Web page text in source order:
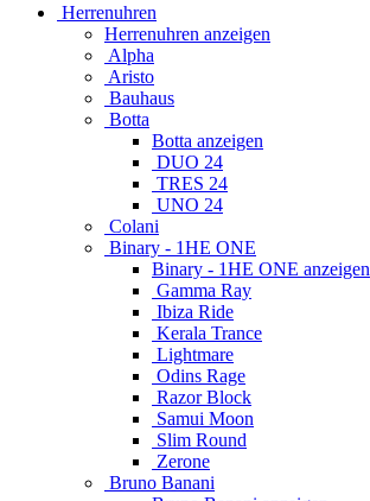
Herrenuhren
Herrenuhren anzeigen
Alpha
Aristo
Bauhaus
Botta
Botta anzeigen
DUO 24
TRES 24
UNO 24
Colani
Binary - 1HE ONE
Binary - 1HE ONE anzeigen
Gamma Ray
Ibiza Ride
Kerala Trance
Lightmare
Odins Rage
Razor Block
Samui Moon
Slim Round
Zerone
Bruno Banani